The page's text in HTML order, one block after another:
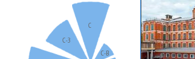
С
С-В
С-З